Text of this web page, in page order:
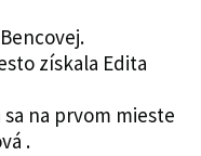
získala Edita
na prvom mieste
.